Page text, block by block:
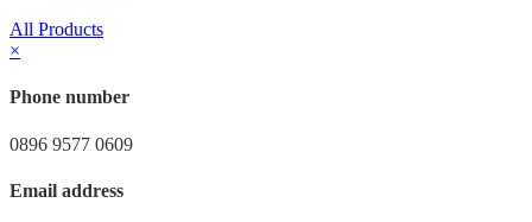
All Products
×
Phone number
0896 9577 0609
Email address